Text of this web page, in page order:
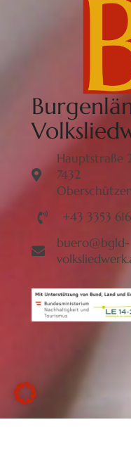
Hauptstraße
7432
+43 3353
buero@bgld-